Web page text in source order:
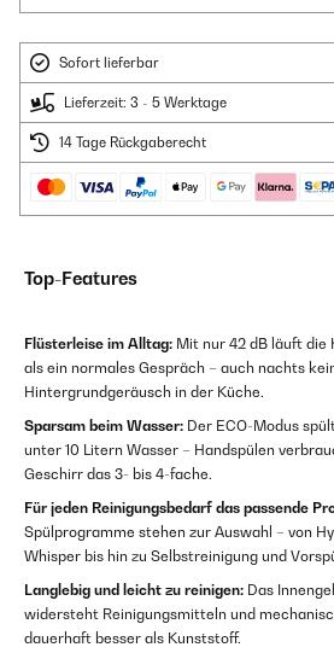
Sofort lieferbar
Lieferzeit: 3 - 5 Werktage
14 Tage Rückgaberecht
Top-Features
Flüsterleise im Alltag: Mit nur 42 dB läuft die
als ein normales Gespräch – auch nachts
Hintergrundgeräusch in der Küche.
Sparsam beim Wasser: Der ECO-Modus
unter 10 Litern Wasser – Handspülen
Geschirr das 3- bis 4-fache.
Für jeden Reinigungsbedarf das passende
Spülprogramme stehen zur Auswahl – von
Whisper bis hin zu Selbstreinigung und
Langlebig und leicht zu reinigen: Das
widersteht Reinigungsmitteln und
dauerhaft besser als Kunststoff.